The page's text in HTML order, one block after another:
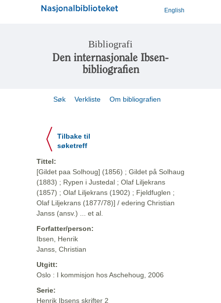
English
Bibliografi
Den internasjonale Ibsen-
bibliografien
Søk Verkliste Om bibliografien
Tilbake til
søketreff
Tittel:
[Gildet paa Solhoug] (1856) ; Gildet på Solhaug
(1883) ; Rypen i Justedal ; Olaf Liljekrans
(1857) ; Olaf Liljekrans (1902) ; Fjeldfuglen ;
Olaf Liljekrans (1877/78)] / edering Christian
Janss (ansv.) ... et al.
Forfatter/person:
Ibsen, Henrik
Janss, Christian
Utgitt:
Oslo : I kommisjon hos Aschehoug, 2006
Serie:
Henrik Ibsens skrifter 2